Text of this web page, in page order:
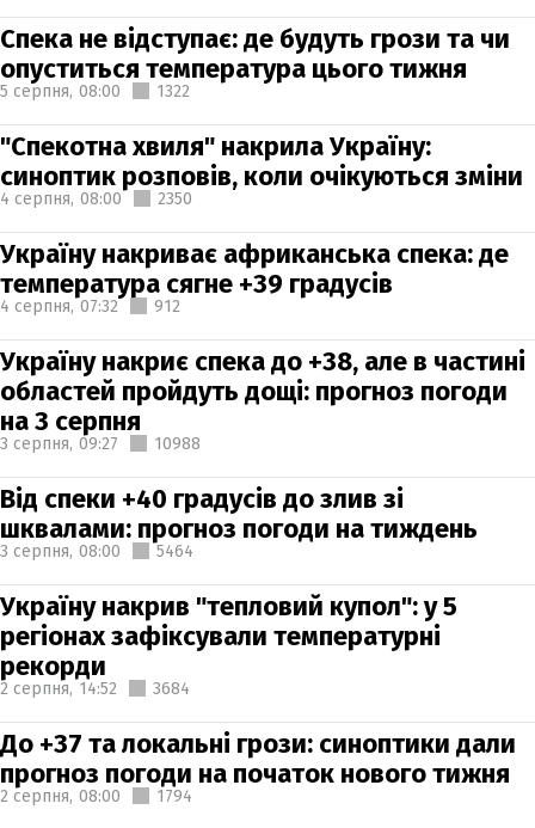
Спека не відступає: де будуть грози та чи
опуститься температура цього тижня
5 серпня, 08:00 1322
"Спекотна хвиля" накрила Україну:
синоптик розповів, коли очікуються зміни
4 серпня, 08:00 2350
Україну накриває африканська спека: де
температура сягне +39 градусів
4 серпня, 07:32 912
Україну накриє спека до +38, але в частині
областей пройдуть дощі: прогноз погоди
на 3 серпня
3 серпня, 09:27 10988
Від спеки +40 градусів до злив зі
шквалами: прогноз погоди на тиждень
3 серпня, 08:00 5464
Україну накрив "тепловий купол": у 5
регіонах зафіксували температурні
рекорди
2 серпня, 14:52 3684
До +37 та локальні грози: синоптики дали
прогноз погоди на початок нового тижня
2 серпня, 08:00 1794